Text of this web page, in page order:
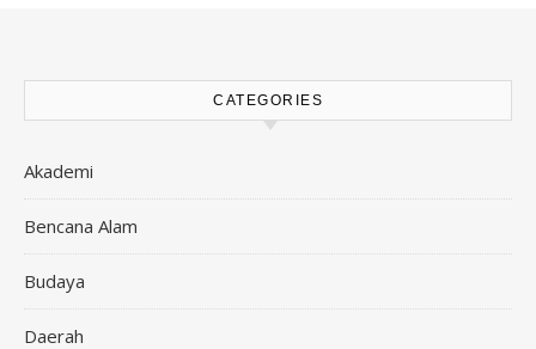
CATEGORIES
Akademi
Bencana Alam
Budaya
Daerah